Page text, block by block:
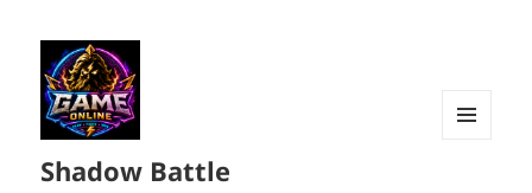
Shadow Battle